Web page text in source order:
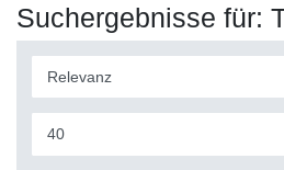
Suchergebnisse für: